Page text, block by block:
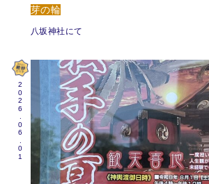
芽の輪
八坂神社にて
2026.06.01